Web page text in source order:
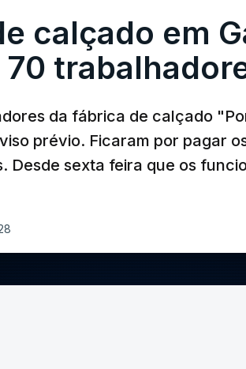
calçado em
da fábrica de calçado
prévio. Ficaram por pagar
Desde sexta feira que os